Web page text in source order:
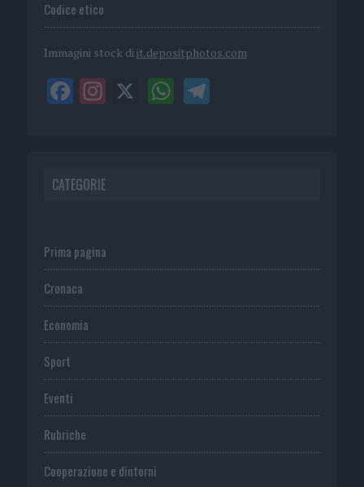
Codice etico
Immagini stock di it.depositphotos.com
CATEGORIE
Prima pagina
Cronaca
Economia
Sport
Eventi
Rubriche
Cooperazione e dintorni